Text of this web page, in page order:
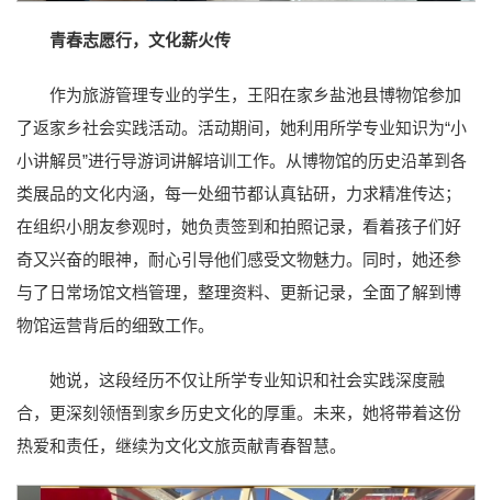
青春志愿行，文化薪火传
作为旅游管理专业的学生，王阳在家乡盐池县博物馆参加
了返家乡社会实践活动。活动期间，她利用所学专业知识为“小
小讲解员”进行导游词讲解培训工作。从博物馆的历史沿革到各
类展品的文化内涵，每一处细节都认真钻研，力求精准传达；
在组织小朋友参观时，她负责签到和拍照记录，看着孩子们好
奇又兴奋的眼神，耐心引导他们感受文物魅力。同时，她还参
与了日常场馆文档管理，整理资料、更新记录，全面了解到博
物馆运营背后的细致工作。
她说，这段经历不仅让所学专业知识和社会实践深度融
合，更深刻领悟到家乡历史文化的厚重。未来，她将带着这份
热爱和责任，继续为文化文旅贡献青春智慧。